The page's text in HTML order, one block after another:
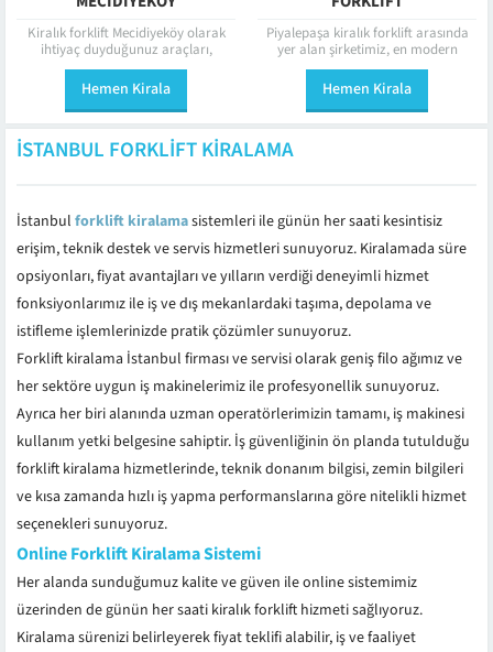
Kiralık forklift Mecidiyeköy olarak
ihtiyaç duyduğunuz araçları,
şirketimiz size en uygun koşullarla
kiralama hizmeti veriyor!
Mecidiyeköy semtindeki
müşterilerimiz için forklift...
Hemen Kirala
Piyalepaşa kiralık forklift arasında
yer alan şirketimiz, en modern
forklift araçları ile müşterilerine
hizmet veriyor. Piyalepaşa semtinde
bulunan müşterilerimize inşaat...
Hemen Kirala
İSTANBUL FORKLIFT KIRALAMA
İstanbul forklift kiralamasistemleri ile günün her saati kesintisiz
erişim, teknik destek ve servis hizmetleri sunuyoruz. Kiralamada süre
opsiyonları, fiyat avantajları ve yılların verdiği deneyimli hizmet
fonksiyonlarımız ile iş ve dış mekanlardaki taşıma, depolama ve
istifleme işlemlerinizde pratik çözümler sunuyoruz.
Forklift kiralama İstanbul firması ve servisi olarak geniş filo ağımız ve
her sektöre uygun iş makinelerimiz ile profesyonellik sunuyoruz.
Ayrıca her biri alanında uzman operatörlerimizin tamamı, iş makinesi
kullanım yetki belgesine sahiptir. İş güvenliğinin ön planda tutulduğu
forklift kiralama hizmetlerinde, teknik donanım bilgisi, zemin bilgileri
ve kısa zamanda hızlı iş yapma performanslarına göre nitelikli hizmet
seçenekleri sunuyoruz.
Online Forklift Kiralama Sistemi
Her alanda sunduğumuz kalite ve güven ile online sistemimiz
üzerinden de günün her saati kiralık forklift hizmeti sağlıyoruz.
Kiralama sürenizi belirleyerek fiyat teklifi alabilir, iş ve faaliyet